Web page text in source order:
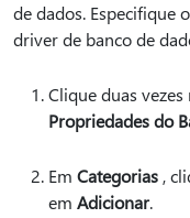
de dados. Especifique
driver de banco de
Clique duas
Propriedades do
Em Categorias ,
em Adicionar.